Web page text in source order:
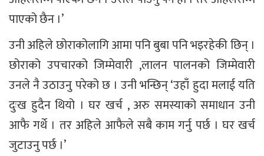
पाएको छैन ।’
उनी अहिले छोराकोलागि आमा पनि बुबा पनि भइरहेकी छिन् ।
छोराको उपचारको जिम्मेवारी ,लालन पालनको जिम्मेवारी
उनले नै उठाउनु परेको छ । उनी भन्छिन् ‘उहाँ हुदा मलाई यति
दुःख हुदैन थियो । घर खर्च , अरु समस्याको समाधान उनी
आफै गर्थे । तर अहिले आफैले सबै काम गर्नु पर्छ । घर खर्च
जुटाउनु पर्छ ।’